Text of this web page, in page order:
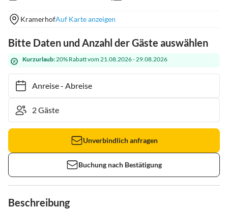
KramerhofAuf Karte anzeigen
Bitte Daten und Anzahl der Gäste auswählen
Kurzurlaub:20% Rabatt vom 21.08.2026 - 29.08.2026
Anreise- Abreise
Unverbindlich anfragen
Buchung nach Bestätigung
Beschreibung